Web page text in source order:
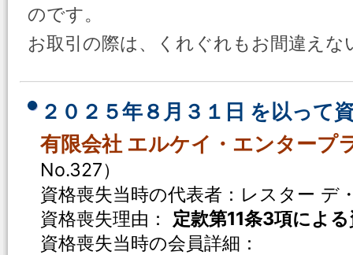
のです。
お取引の際は、くれぐれもお間違え
２０２５年８月３１日 を以って
有限会社 エルケイ・エンタープ
No.327）
資格喪失当時の代表者：レスター デ
資格喪失理由： 定款第11条3項によ
資格喪失当時の会員詳細：